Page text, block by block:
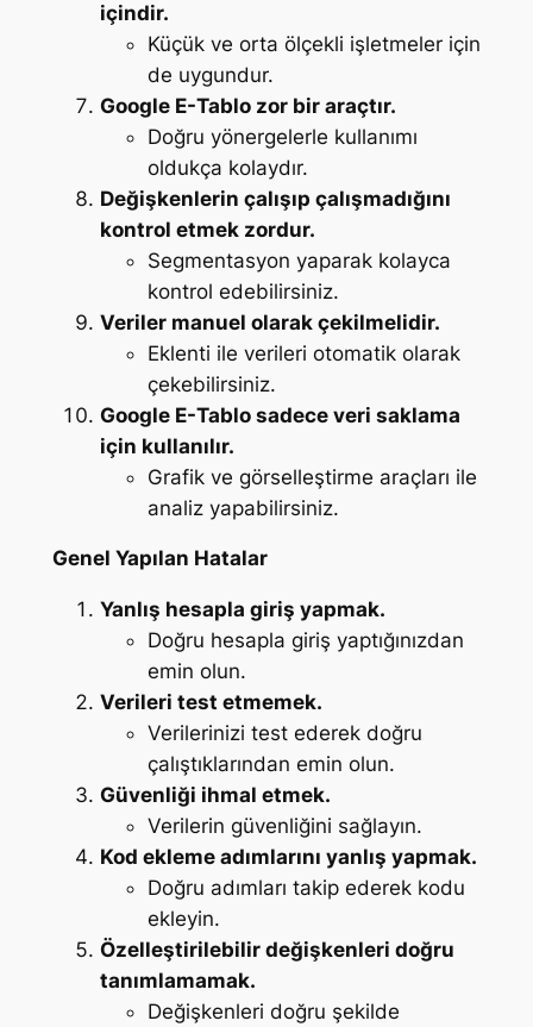
içindir.
Küçük ve orta ölçekli işletmeler için
de uygundur.
Google E-Tablo zor bir araçtır.
Doğru yönergelerle kullanımı
oldukça kolaydır.
Değişkenlerin çalışıp çalışmadığını
kontrol etmek zordur.
Segmentasyon yaparak kolayca
kontrol edebilirsiniz.
Veriler manuel olarak çekilmelidir.
Eklenti ile verileri otomatik olarak
çekebilirsiniz.
Google E-Tablo sadece veri saklama
için kullanılır.
Grafik ve görselleştirme araçları ile
analiz yapabilirsiniz.
Genel Yapılan Hatalar
Yanlış hesapla giriş yapmak.
Doğru hesapla giriş yaptığınızdan
emin olun.
Verileri test etmemek.
Verilerinizi test ederek doğru
çalıştıklarından emin olun.
Güvenliği ihmal etmek.
Verilerin güvenliğini sağlayın.
Kod ekleme adımlarını yanlış yapmak.
Doğru adımları takip ederek kodu
ekleyin.
Özelleştirilebilir değişkenleri doğru
tanımlamamak.
Değişkenleri doğru şekilde